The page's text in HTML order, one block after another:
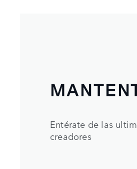
Entérate de las
creadores